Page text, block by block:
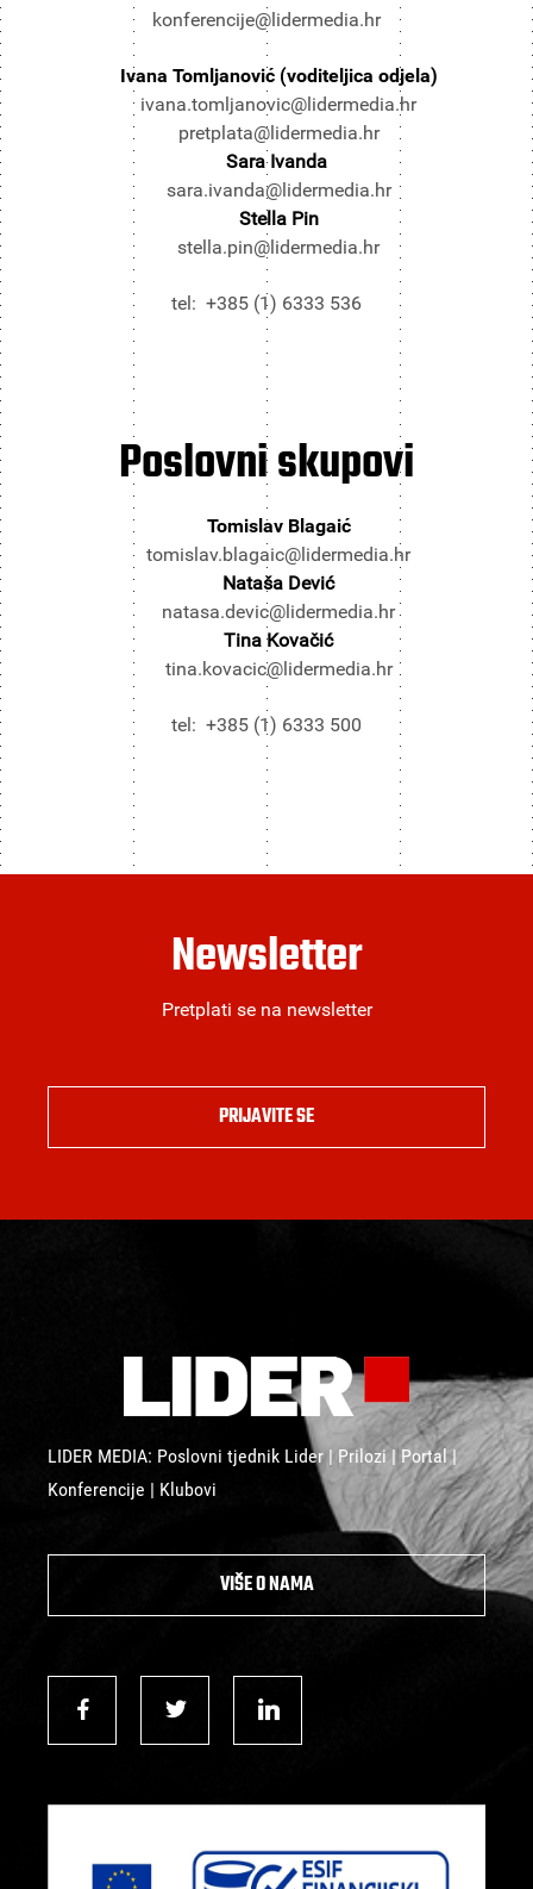
konferencije@lidermedia.hr
Ivana Tomljanović (voditeljica odjela)
ivana.tomljanovic@lidermedia.hr
pretplata@lidermedia.hr
Sara Ivanda
sara.ivanda@lidermedia.hr
Stella Pin
stella.pin@lidermedia.hr
tel: +385 (1) 6333 536
Poslovniskupovi
Tomislav Blagaić
tomislav.blagaic@lidermedia.hr
Nataša Dević
natasa.devic@lidermedia.hr
Tina Kovačić
tina.kovacic@lidermedia.hr
tel: +385 (1) 6333 500
Newsletter
Pretplati se na newsletter
PRIJAVITE SE
LIDER MEDIA: Poslovni tjednik Lider | Prilozi | Portal |
Konferencije | Klubovi
VIŠE O NAMA